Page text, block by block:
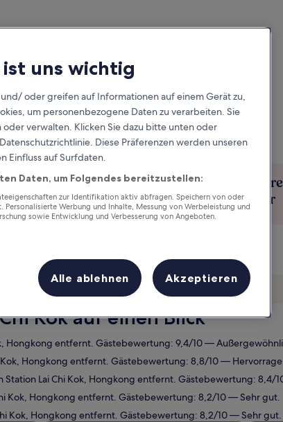
für jede
Übernachtung
Mehr
Mitglieder
Nächstes Wochenende
14. Aug. - 16. Aug.
Kok auf einen Blick
Hongkong entfernt. Gästebewertung: 9,4/10 —
Hongkong entfernt. Gästebewertung: 8,8/10 —
Lai Chi Kok, Hongkong entfernt. Gästebewertung: 8,4/
Kok, Hongkong entfernt. Gästebewertung: 8,2/10 — Sehr gut.
Kok, Hongkong entfernt. Gästebewertung: 8,2/10 — Sehr gut.
uns wichtig
oder greifen auf Informationen auf einem Gerät zu,
um personenbezogene Daten zu verarbeiten. Sie
verwalten. Klicken Sie dazu bitte unten oder
Diese Präferenzen werden unseren
Einfluss auf Surfdaten.
Daten, um Folgendes bereitzustellen:
zur Identifikation aktiv abfragen. Speichern von oder
Werbung und Inhalte, Messung von Werbeleistung und
sowie Entwicklung und Verbesserung von Angeboten.
Alle ablehnen Akzeptieren